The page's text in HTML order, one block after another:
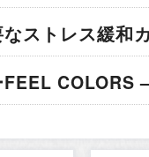
ストレス緩和
FEEL COLORS